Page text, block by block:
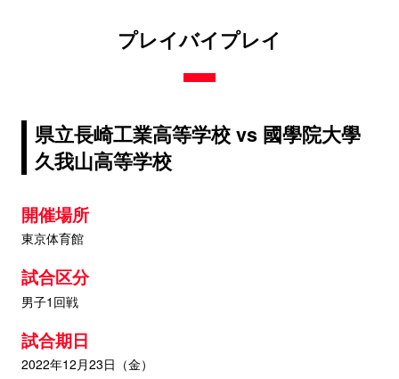
プレイバイプレイ
県立長崎工業高等学校 vs 國學院大學
久我山高等学校
開催場所
東京体育館
試合区分
男子1回戦
試合期日
2022年12月23日（金）